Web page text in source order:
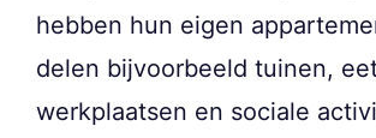
hebben hun eigen
delen bijvoorbeeld tuinen,
werkplaatsen en sociale